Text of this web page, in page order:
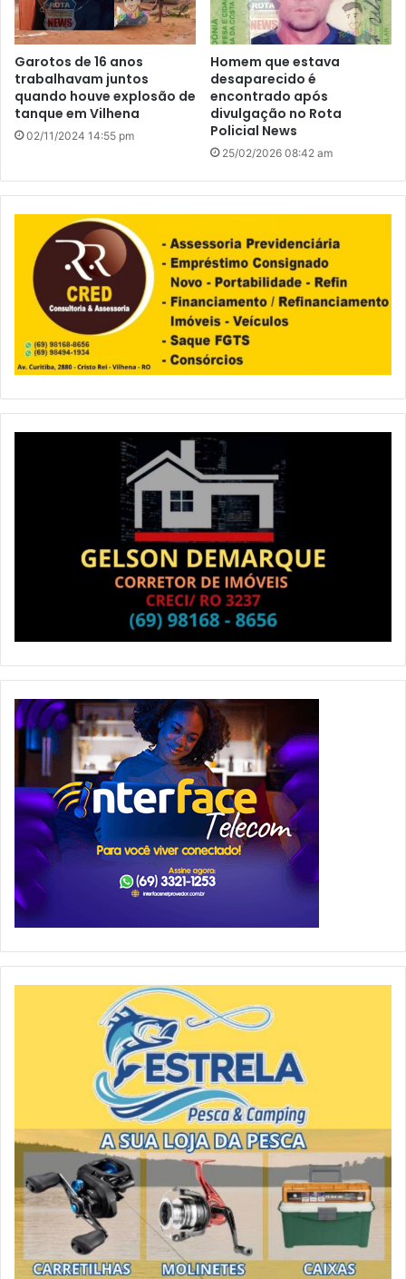
Garotos de 16 anos
trabalhavam juntos
quando houve explosão de
tanque em Vilhena
02/11/2024 14:55 pm
Homem que estava
desaparecido é
encontrado após
divulgação no Rota
Policial News
25/02/2026 08:42 am